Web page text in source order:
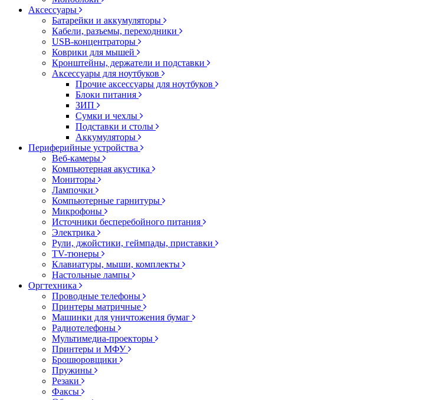
Аксессуары
Батарейки и аккумуляторы
Кабели, разъемы, переходники
USB-концентраторы
Коврики для мышей
Кронштейны, держатели и подставки
Аксессуары для ноутбуков
Прочие аксессуары для ноутбуков
Блоки питания
ЗИП
Сумки и чехлы
Подставки и столы
Аккумуляторы
Периферийные устройства
Веб-камеры
Компьютерная акустика
Мониторы
Лампочки
Компьютерные гарнитуры
Микрофоны
Источники бесперебойного питания
Электрика
Рули, джойстики, геймпады, приставки
TV-тюнеры
Клавиатуры, мыши, комплекты
Настольные лампы
Оргтехника
Проводные телефоны
Принтеры матричные
Машинки для уничтожения бумаг
Радиотелефоны
Мультимедиа-проекторы
Принтеры и МФУ
Брошюровщики
Пружины
Резаки
Факсы